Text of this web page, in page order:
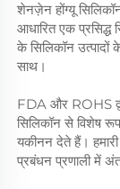
शेनज़ेन होंग्यू
आधारित एक प्रसिद्ध
के सिलिकॉन उत्पादों
साथ।
FDA और ROHS
सिलिकॉन से विशेष
यकीनन देते हैं।
प्रबंधन प्रणाली में